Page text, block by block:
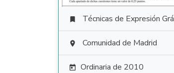
 Técnicas de Expresión Gráfico Plástica
 Comunidad de Madrid
 Ordinaria de 2010